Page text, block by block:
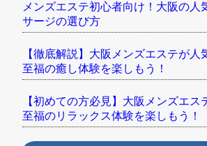
メンズエステ初心者向け！大阪の人
サージの選び方
【徹底解説】大阪メンズエステが人
至福の癒し体験を楽しもう！
【初めての方必見】大阪メンズエス
至福のリラックス体験を楽しもう！